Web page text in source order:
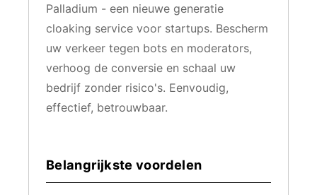
Palladium - een nieuwe generatie
cloaking service voor startups. Bescherm
uw verkeer tegen bots en moderators,
verhoog de conversie en schaal uw
bedrijf zonder risico's. Eenvoudig,
effectief, betrouwbaar.
Belangrijkste voordelen